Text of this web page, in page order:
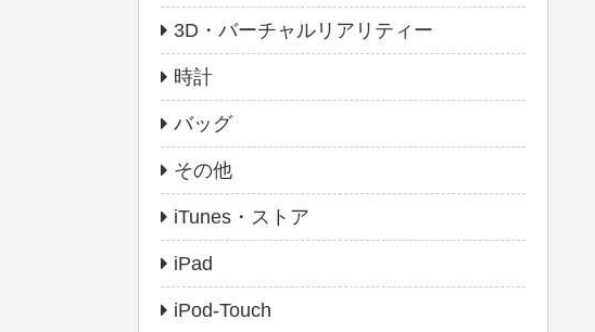
3D・バーチャルリアリティー
時計
バッグ
その他
iTunes・ストア
iPad
iPod-Touch